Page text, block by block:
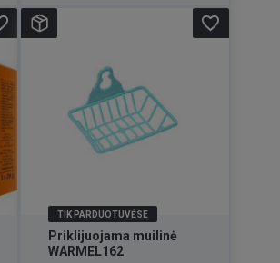
TIK PARDUOTUVĖSE
Priklijuojama muilinė
WARMEL162
favorite_border